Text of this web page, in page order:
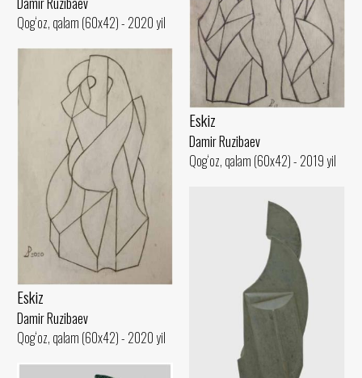
Qog‘oz, qalam (60x42) - 2020 yil
Eskiz
Damir Ruzibaev
Qog‘oz, qalam (60x42) - 2019 yil
Eskiz
Damir Ruzibaev
Qog‘oz, qalam (60x42) - 2020 yil